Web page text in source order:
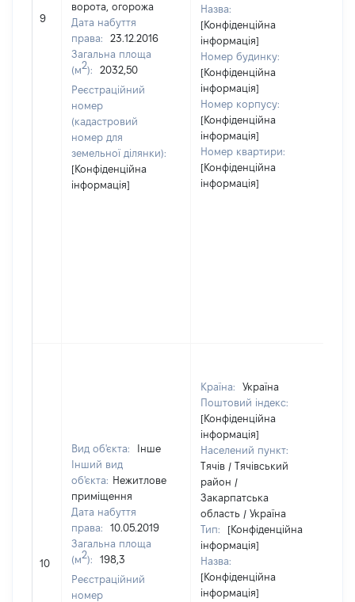
9
ворота, огорожа
Дата набуття
права:
23.12.2016
Загальна площа
(м2):
2032,50
Реєстраційний
номер
(кадастровий
номер для
земельної ділянки):
[Конфіденційна
інформація]
Назва:
[Конфіденційна
інформація]
Номер будинку:
[Конфіденційна
інформація]
Номер корпусу:
[Конфіденційна
інформація]
Номер квартири:
[Конфіденційна
інформація]
10
Вид об'єкта:
Інше
Інший вид
об'єкта: Нежитлове
приміщення
Дата набуття
права:
10.05.2019
Загальна площа
(м2):
198,3
Реєстраційний
номер
Країна:
Україна
Поштовий індекс:
[Конфіденційна
інформація]
Населений пункт:
Тячів / Тячівський
район /
Закарпатська
область / Україна
Тип:
[Конфіденційна
інформація]
Назва:
[Конфіденційна
інформація]